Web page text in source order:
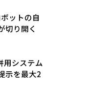
ットの自
り開く
用システム
示を最大2